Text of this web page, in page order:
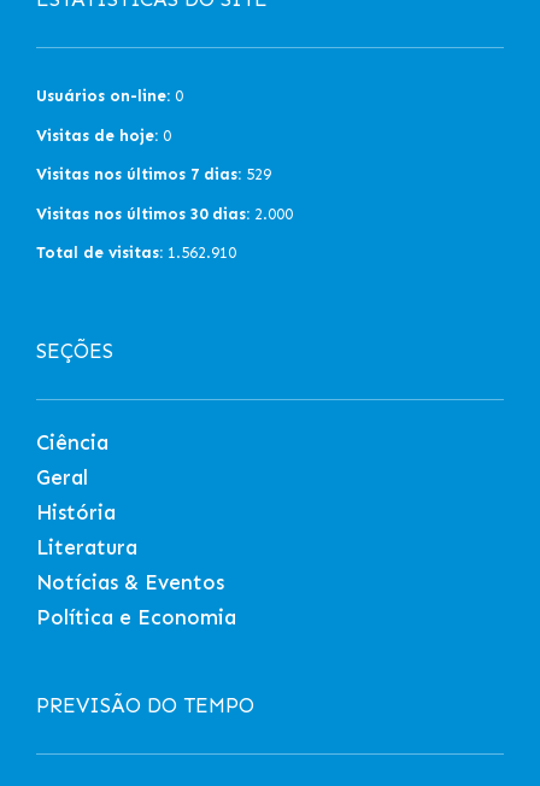
Usuários on-line: 0
Visitas de hoje: 0
Visitas nos últimos 7 dias: 529
Visitas nos últimos 30 dias: 2.000
Total de visitas: 1.562.910
SEÇÕES
Ciência
Geral
História
Literatura
Notícias & Eventos
Política e Economia
PREVISÃO DO TEMPO